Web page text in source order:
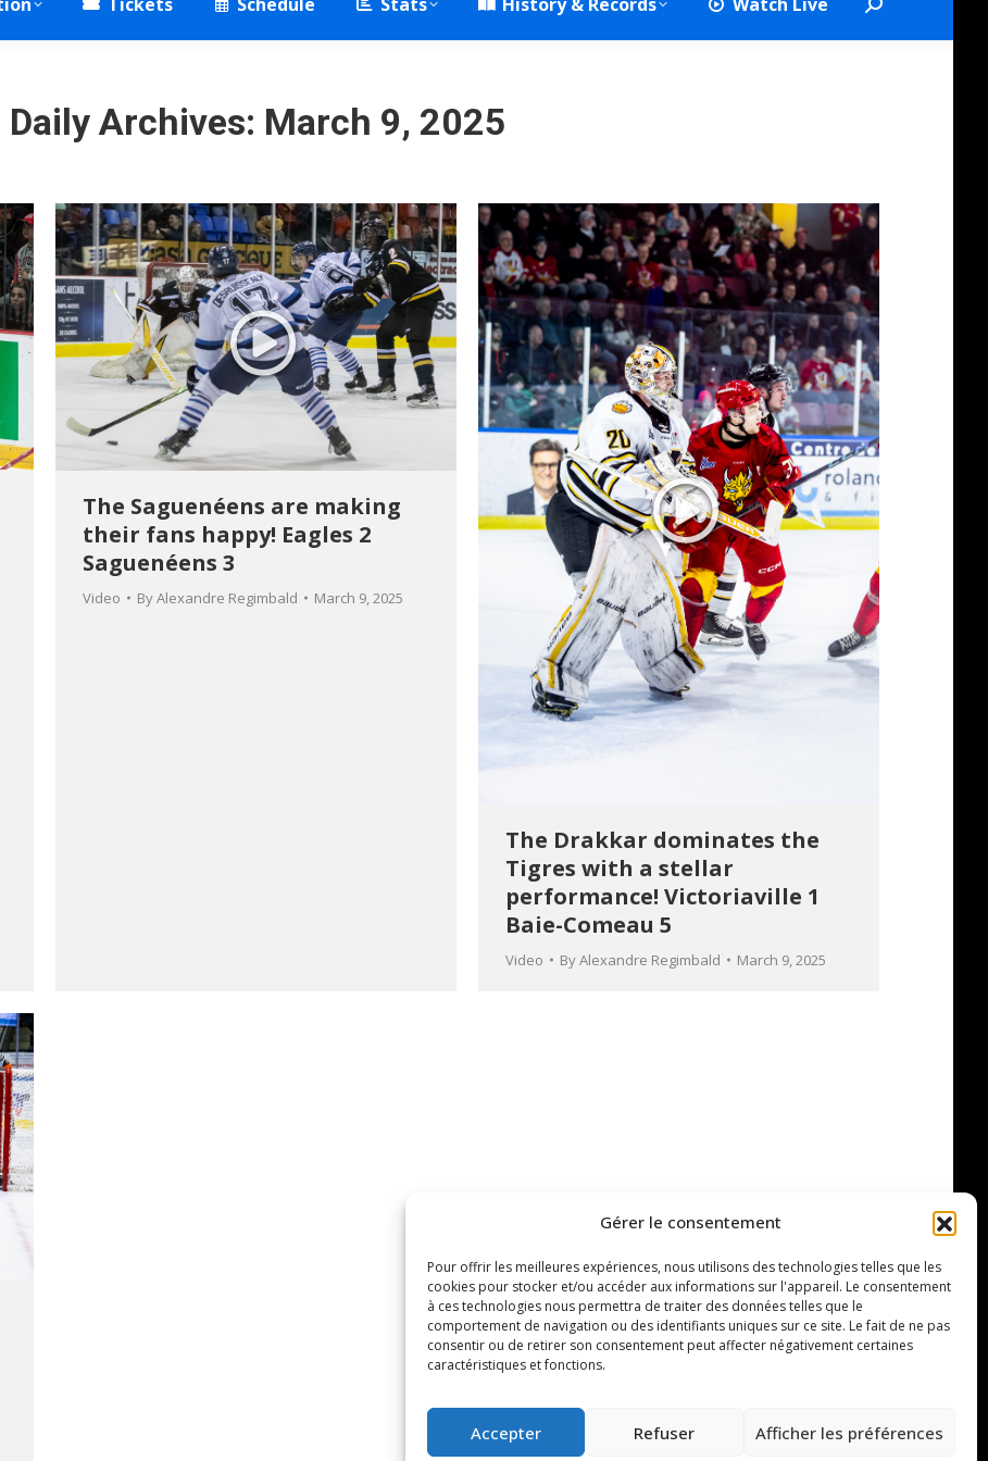
Gérer le consentement
Pour offrir les meilleures expériences, nous utilisons des technologies telles que les
cookies pour stocker et/ou accéder aux informations sur l'appareil. Le consentement
à ces technologies nous permettra de traiter des données telles que le
comportement de navigation ou des identifiants uniques sur ce site. Le fait de ne pas
consentir ou de retirer son consentement peut affecter négativement certaines
caractéristiques et fonctions.
Accepter Refuser Afficher les préférences
Search:
Daily Archives: March 9, 2025
The Saguenéens are making
their fans happy! Eagles 2
Saguenéens 3
Video ByAlexandre Regimbald March 9, 2025
The Drakkar dominates the
Tigres with a stellar
performance! Victoriaville 1
Baie-Comeau 5
Video ByAlexandre Regimbald March 9, 2025